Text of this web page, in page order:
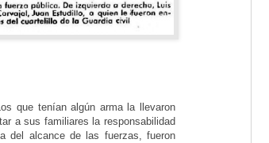
que tenían algún arma la llevaron
a sus familiares la responsabilidad
del alcance de las fuerzas, fueron